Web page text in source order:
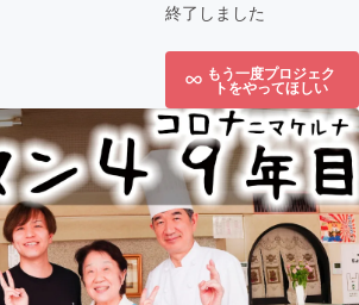
終了しました
もう一度プロジェク
トをやってほしい